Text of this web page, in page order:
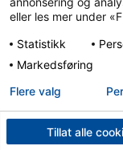
English
Sámegiel
eller les mer under
Statistikk
Markedsføring
Tillat alle
Flere valg